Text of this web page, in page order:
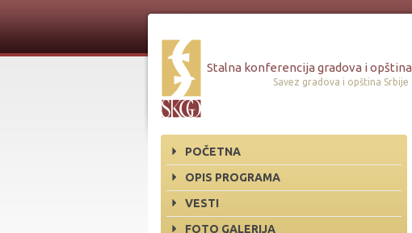
Stalna konferencija gradova i opština
Savez gradova i opština Srbije
POČETNA
OPIS PROGRAMA
VESTI
FOTO GALERIJA